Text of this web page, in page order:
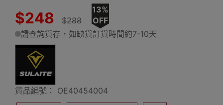
$248 $288
13%
OFF
請查詢貨存，如缺貨訂貨時間約7-10天
貨品編號： OE40454004